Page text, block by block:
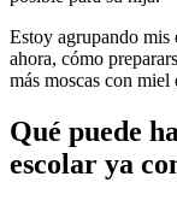
Estoy agrupando mis
ahora, cómo
más moscas con
Qué puede
escolar ya